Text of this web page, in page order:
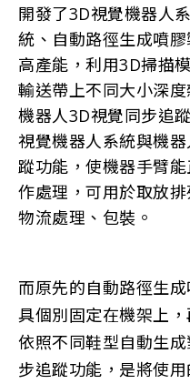
開發了3D視覺機器人
統、自動路徑生成噴
高產能，利用3D掃描
輸送帶上不同大小深
機器人3D視覺同步追
視覺機器人系統與機
蹤功能，使機器手臂
作處理，可用於取放
物流處理、包裝。
而原先的自動路徑生
具個別固定在機架上
依照不同鞋型自動生
步追蹤功能，是將使